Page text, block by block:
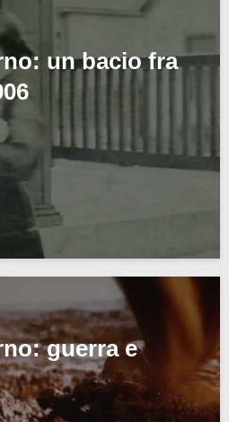
un bacio fra
guerra e